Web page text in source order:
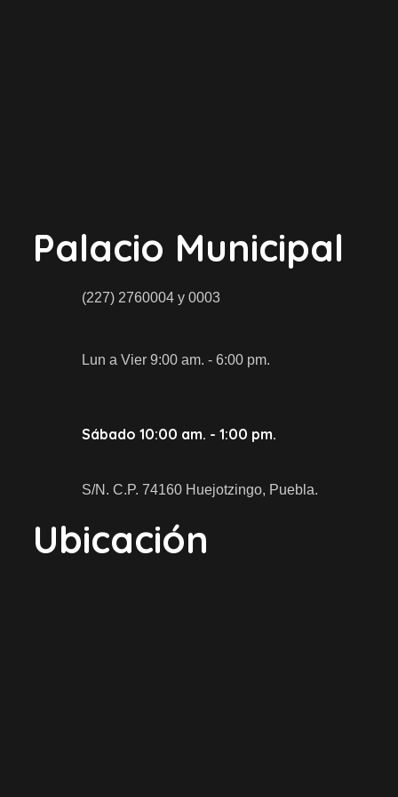
Palacio Municipal
(227) 2760004 y 0003
Lun a Vier 9:00 am. - 6:00 pm.
Sábado 10:00 am. - 1:00 pm.
S/N. C.P. 74160 Huejotzingo, Puebla.
Ubicación